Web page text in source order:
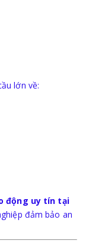
lớn về:
động uy tín tại
đảm bảo an